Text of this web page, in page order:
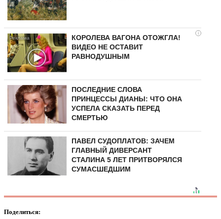
i
КОРОЛЕВА ВАГОНА ОТОЖГЛА!
ВИДЕО НЕ ОСТАВИТ
РАВНОДУШНЫМ
ПОСЛЕДНИЕ СЛОВА
ПРИНЦЕССЫ ДИАНЫ: ЧТО ОНА
УСПЕЛА СКАЗАТЬ ПЕРЕД
СМЕРТЬЮ
ПАВЕЛ СУДОПЛАТОВ: ЗАЧЕМ
ГЛАВНЫЙ ДИВЕРСАНТ
СТАЛИНА 5 ЛЕТ ПРИТВОРЯЛСЯ
СУМАСШЕДШИМ
Поделиться: